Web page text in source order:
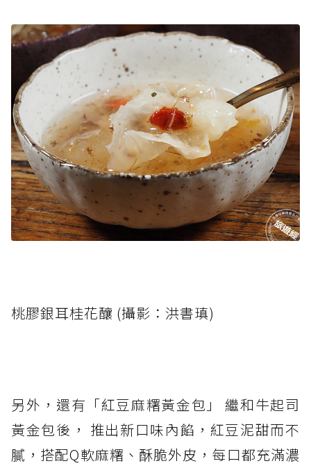
桃膠銀耳桂花釀 (攝影：洪書瑱)
另外，還有「紅豆麻糬黃金包」 繼和牛起司
黃金包後， 推出新口味內餡，紅豆泥甜而不
膩，搭配Q軟麻糬、酥脆外皮，每口都充滿濃